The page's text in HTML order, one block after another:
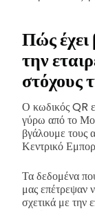
Πώς
την
στόχους
Ο κωδικός QR
γύρω από το
βγάλουμε τους
Κεντρικό
Τα δεδομένα
μας επέτρεψαν
σχετικά με την